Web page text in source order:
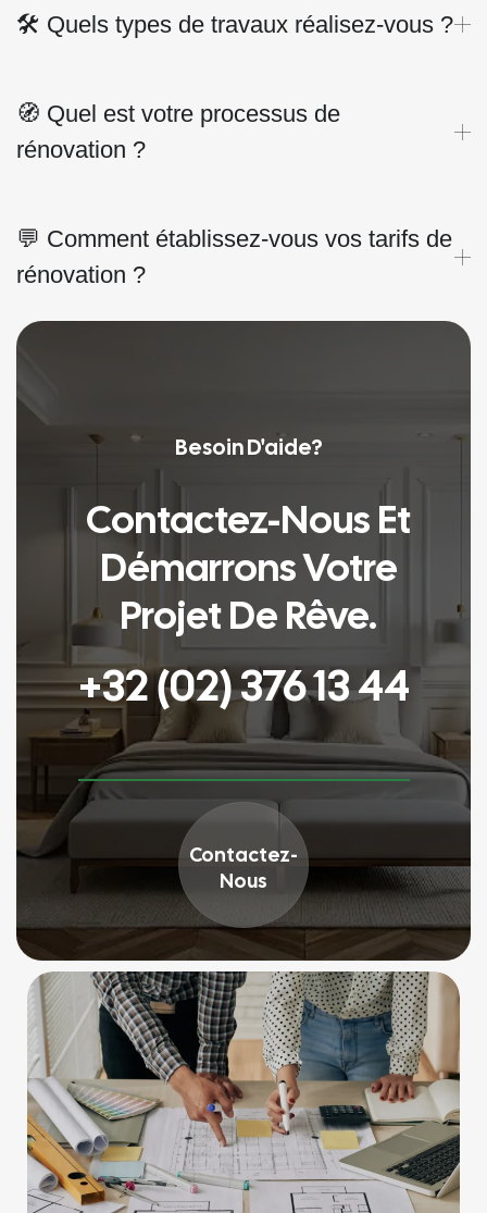
Besoin D'aide?
Contactez-Nous Et
Démarrons Votre
Projet De Rêve.
+32 (02) 376 13 44
Contactez-
Nous
🛠️ Quels types de travaux réalisez-vous ?
🧭 Quel est votre processus de
rénovation ?
💬 Comment établissez-vous vos tarifs de
rénovation ?